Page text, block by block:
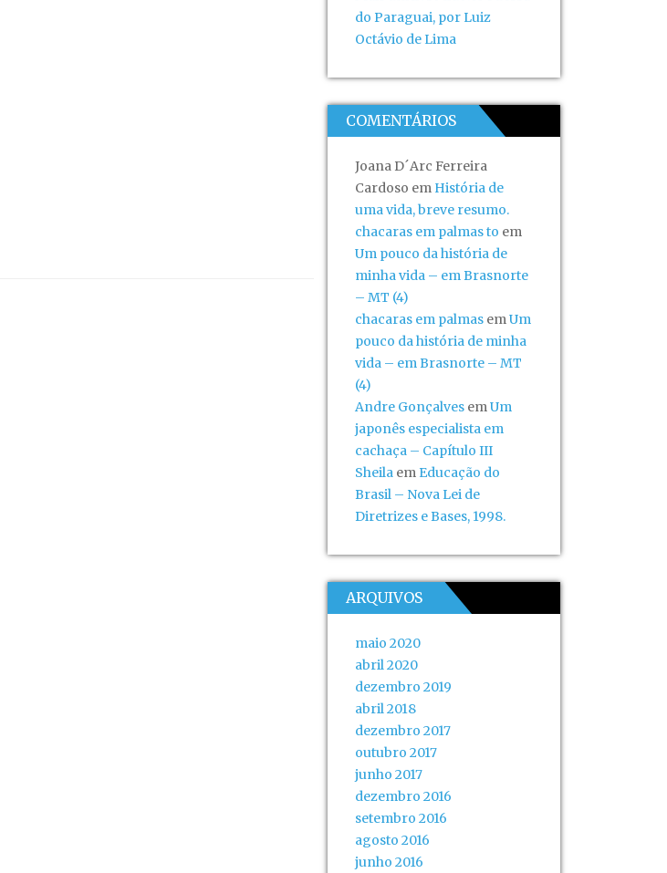
do Paraguai, por Luiz
Octávio de Lima
COMENTÁRIOS
Joana D´Arc Ferreira
Cardoso em História de
uma vida, breve resumo.
chacaras em palmas to em
Um pouco da história de
minha vida – em Brasnorte
– MT (4)
chacaras em palmas emUm
pouco da história de minha
vida – em Brasnorte – MT
(4)
Andre Gonçalves emUm
japonês especialista em
cachaça – Capítulo III
Sheila em Educação do
Brasil – Nova Lei de
Diretrizes e Bases, 1998.
ARQUIVOS
maio 2020
abril 2020
dezembro 2019
abril 2018
dezembro 2017
outubro 2017
junho 2017
dezembro 2016
setembro 2016
agosto 2016
junho 2016